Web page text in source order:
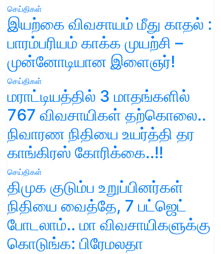
செய்திகள்
இயற்கை விவசாயம் மீது காதல் :
பாரம்பரியம் காக்க முயற்சி –
முன்னோடியான இளைஞர்!
செய்திகள்
மராட்டியத்தில் 3 மாதங்களில்
767 விவசாயிகள் தற்கொலை..
நிவாரண நிதியை உயர்த்தி தர
காங்கிரஸ் கோரிக்கை..!!
செய்திகள்
திமுக குடும்ப உறுப்பினர்கள்
நிதியை வைத்தே, 7 பட்ஜெட்
போடலாம்.. மா விவசாயிகளுக்கு
கொடுங்க: பிரேமலதா